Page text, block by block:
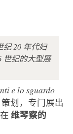
纪 20 年代妇
世纪的大型展
e lo sguardo
策划，专门展出
维琴察的